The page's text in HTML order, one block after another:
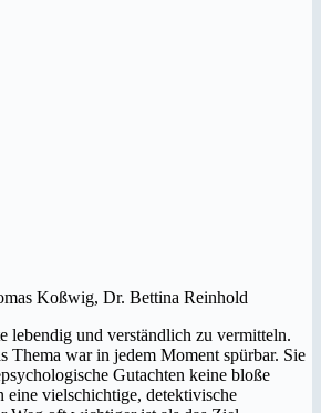
Koßwig, Dr. Bettina Reinhold
lebendig und verständlich zu vermitteln.
Thema war in jedem Moment spürbar. Sie
Gutachten keine bloße
eine vielschichtige, detektivische